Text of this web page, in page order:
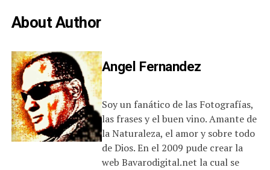
About Author
Angel Fernandez
Soy un fanático de las Fotografías,
las frases y el buen vino. Amante de
la Naturaleza, el amor y sobre todo
de Dios. En el 2009 pude crear la
web Bavarodigital.net la cual se